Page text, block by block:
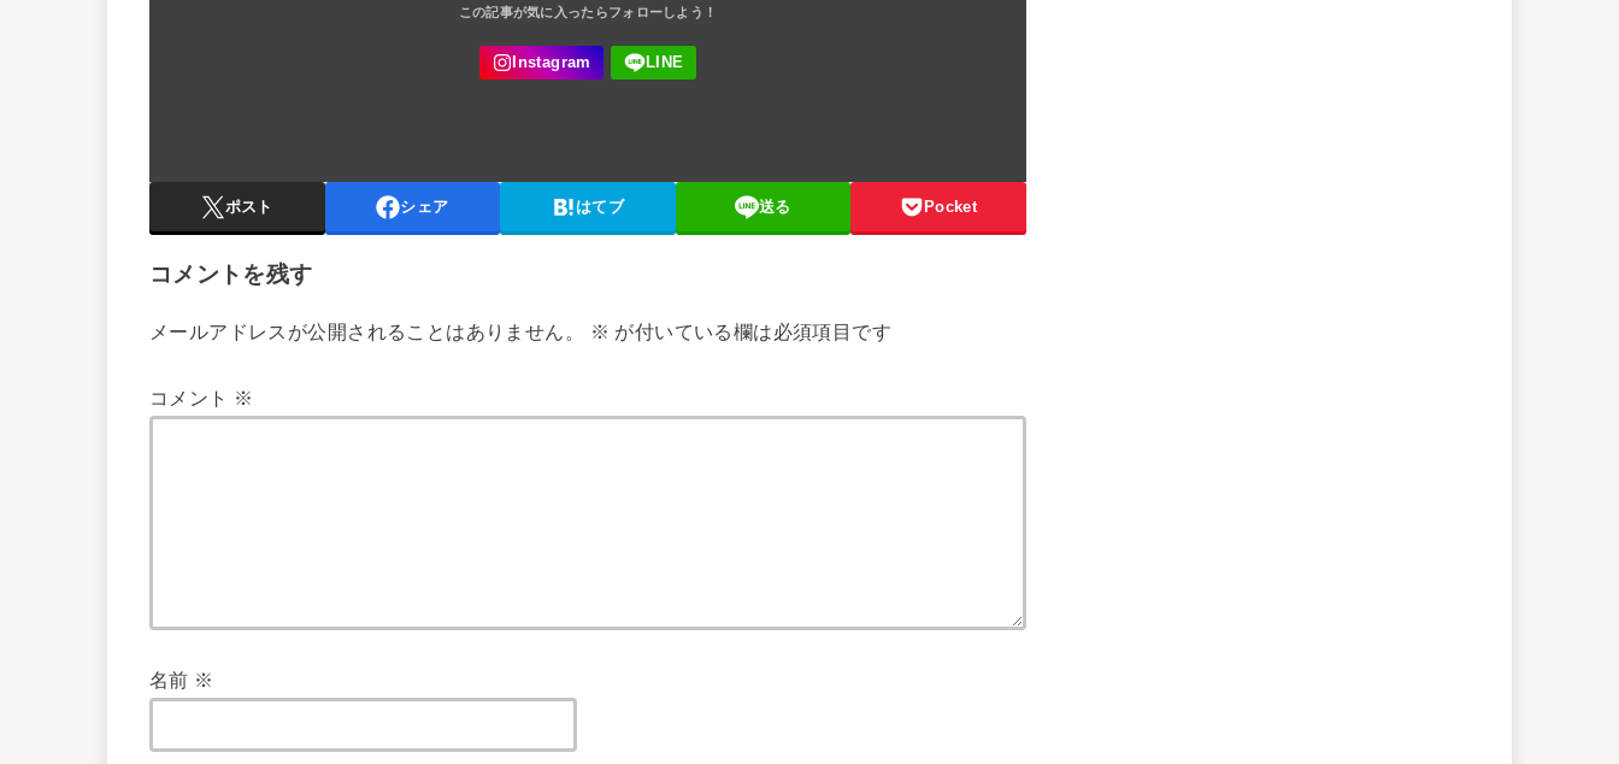
ポスト シェア はてブ 送る Pocket
コメントを残す
メールアドレスが公開されることはありません。 ※ が付いている欄は必須項目です
コメント ※
名前 ※